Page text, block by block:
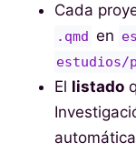
Cada
.qmd en
estudios/
El listado